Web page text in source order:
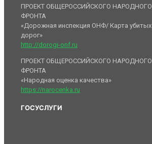
ПРОЕКТ ОБЩЕРОССИЙСКОГО НАРОДНОГО
ФРОНТА
«Дорожная инспекция ОНФ/ Карта убитых
дорог»
http://dorogi-onf.ru
ПРОЕКТ ОБЩЕРОССИЙСКОГО НАРОДНОГО
ФРОНТА
«Народная оценка качества»
https://narocenka.ru
ГОСУСЛУГИ